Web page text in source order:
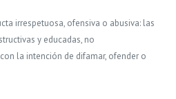
irrespetuosa, ofensiva o abusiva: las
y educadas, no
la intención de difamar, ofender o